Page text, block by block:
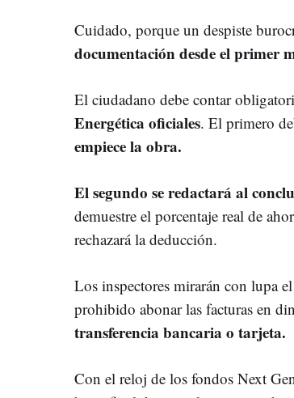
Cuidado, porque un despiste
documentación desde el primer
El ciudadano debe contar
Energética oficiales. El primero
empiece la obra.
El segundo se redactará al
demuestre el porcentaje real de
rechazará la deducción.
Los inspectores mirarán con lupa
prohibido abonar las facturas en
transferencia bancaria o tarjeta.
Con el reloj de los fondos Next